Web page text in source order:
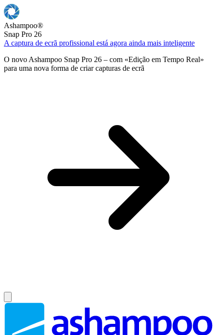
Ashampoo®
Snap Pro 26
A captura de ecrã profissional está agora ainda mais inteligente
O novo Ashampoo Snap Pro 26 – com «Edição em Tempo Real»
para uma nova forma de criar capturas de ecrã